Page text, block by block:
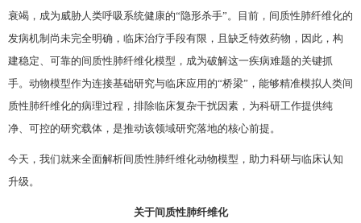
衰竭，成为威胁人类呼吸系统健康的“隐形杀手”。目前，间质性肺纤维化的
发病机制尚未完全明确，临床治疗手段有限，且缺乏特效药物，因此，构
建稳定、可靠的间质性肺纤维化模型，成为破解这一疾病难题的关键抓
手。动物模型作为连接基础研究与临床应用的“桥梁”，能够精准模拟人类间
质性肺纤维化的病理过程，排除临床复杂干扰因素，为科研工作提供纯
净、可控的研究载体，是推动该领域研究落地的核心前提。
今天，我们就来全面解析间质性肺纤维化动物模型，助力科研与临床认知
升级。
关于间质性肺纤维化